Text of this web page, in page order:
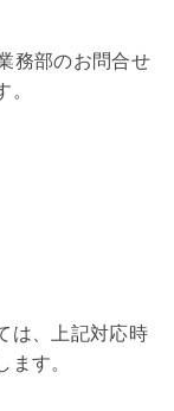
務部のお問合せ
は、上記対応時
す。